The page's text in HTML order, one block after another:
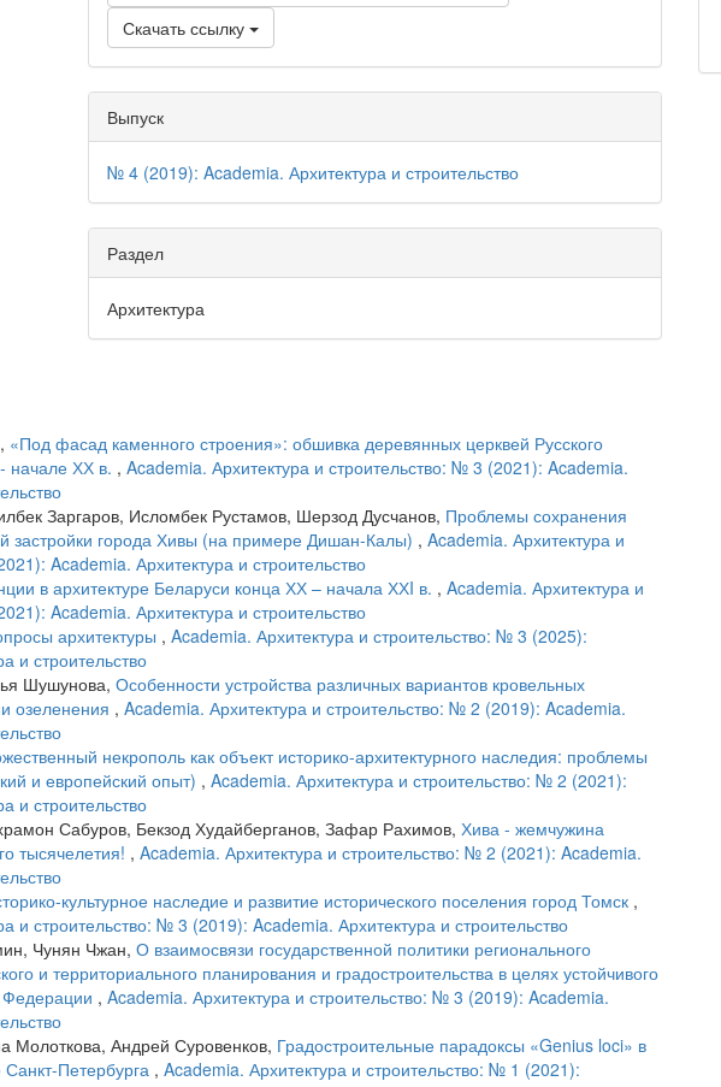
Скачать ссылку
Выпуск
№ 4 (2019): Academia. Архитектура и строительство
Раздел
Архитектура
«Под фасад каменного строения»: обшивка деревянных церквей Русского
начале ХХ в. , Academia. Архитектура и строительство: № 3 (2021): Academia.
Заргаров, Исломбек Рустамов, Шерзод Дусчанов, Проблемы сохранения
застройки города Хивы (на примере Дишан-Калы) , Academia. Архитектура и
Academia. Архитектура и строительство
в архитектуре Беларуси конца ХХ – начала ХХI в. , Academia. Архитектура и
Academia. Архитектура и строительство
архитектуры , Academia. Архитектура и строительство: № 3 (2025):
и строительство
Шушунова, Особенности устройства различных вариантов кровельных
озеленения , Academia. Архитектура и строительство: № 2 (2019): Academia.
некрополь как объект историко-архитектурного наследия: проблемы
и европейский опыт) , Academia. Архитектура и строительство: № 2 (2021):
и строительство
Сабуров, Бекзод Худайберганов, Зафар Рахимов, Хива - жемчужина
тысячелетия! , Academia. Архитектура и строительство: № 2 (2021): Academia.
культурное наследие и развитие исторического поселения город Томск ,
и строительство: № 3 (2019): Academia. Архитектура и строительство
Чунян Чжан, О взаимосвязи государственной политики регионального
и территориального планирования и градостроительства в целях устойчивого
Федерации , Academia. Архитектура и строительство: № 3 (2019): Academia.
Молоткова, Андрей Суровенков, Градостроительные парадоксы «Genius loci» в
Петербурга , Academia. Архитектура и строительство: № 1 (2021):